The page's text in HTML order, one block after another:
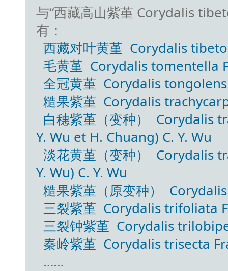
与“西藏高山紫堇 Corydalis
有：
西藏对叶黄堇 Corydalis
毛黄堇 Corydalis tomentella
全冠黄堇 Corydalis
糙果紫堇 Corydalis
白穗紫堇（变种） Corydalis
Y. Wu et H. Chuang) C. Y. Wu
淡花黄堇（变种） Corydalis
Y. Wu) C. Y. Wu
糙果紫堇（原变种）
三裂紫堇 Corydalis trifoliata
三裂钟紫堇 Corydalis
秦岭紫堇 Corydalis trisecta
……